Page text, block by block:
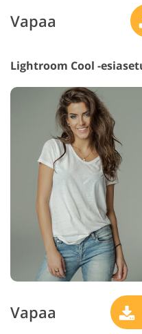
Vapaa
Lightroom Cool -
Vapaa